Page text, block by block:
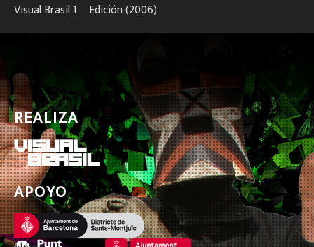
Visual Brasil 1º Edición (2006)
REALIZA
APOYO